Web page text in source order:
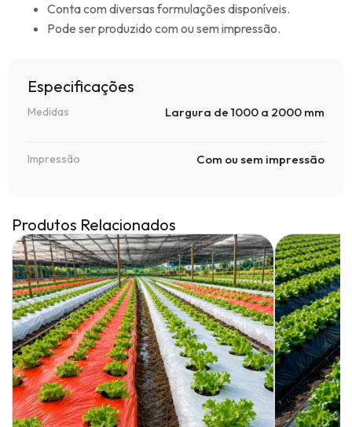
Conta com diversas formulações disponíveis.
Pode ser produzido com ou sem impressão.
Especificações
Medidas Largura de 1000 a 2000 mm
Impressão Com ou sem impressão
Produtos Relacionados